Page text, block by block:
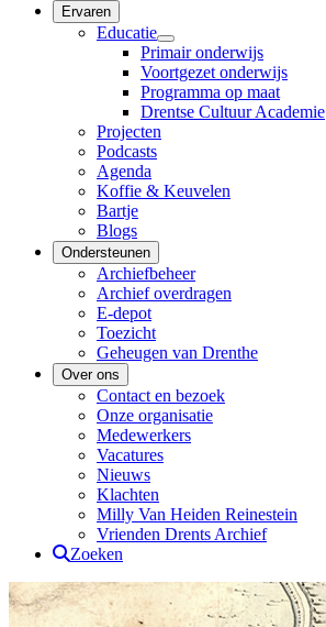
Ervaren
Educatie
Primair onderwijs
Voortgezet onderwijs
Programma op maat
Drentse Cultuur Academie
Projecten
Podcasts
Agenda
Koffie & Keuvelen
Bartje
Blogs
Ondersteunen
Archiefbeheer
Archief overdragen
E-depot
Toezicht
Geheugen van Drenthe
Over ons
Contact en bezoek
Onze organisatie
Medewerkers
Vacatures
Nieuws
Klachten
Milly Van Heiden Reinestein
Vrienden Drents Archief
Zoeken
Drents Archief